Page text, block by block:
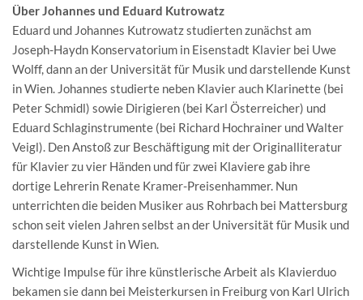
Über Johannes und Eduard Kutrowatz
Eduard und Johannes Kutrowatz studierten zunächst am
Joseph-Haydn Konservatorium in Eisenstadt Klavier bei Uwe
Wolff, dann an der Universität für Musik und darstellende Kunst
in Wien. Johannes studierte neben Klavier auch Klarinette (bei
Peter Schmidl) sowie Dirigieren (bei Karl Österreicher) und
Eduard Schlaginstrumente (bei Richard Hochrainer und Walter
Veigl). Den Anstoß zur Beschäftigung mit der Originalliteratur
für Klavier zu vier Händen und für zwei Klaviere gab ihre
dortige Lehrerin Renate Kramer-Preisenhammer. Nun
unterrichten die beiden Musiker aus Rohrbach bei Mattersburg
schon seit vielen Jahren selbst an der Universität für Musik und
darstellende Kunst in Wien.
Wichtige Impulse für ihre künstlerische Arbeit als Klavierduo
bekamen sie dann bei Meisterkursen in Freiburg von Karl Ulrich